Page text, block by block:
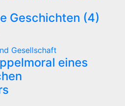
Geschichten (4)
Gesellschaft
eines